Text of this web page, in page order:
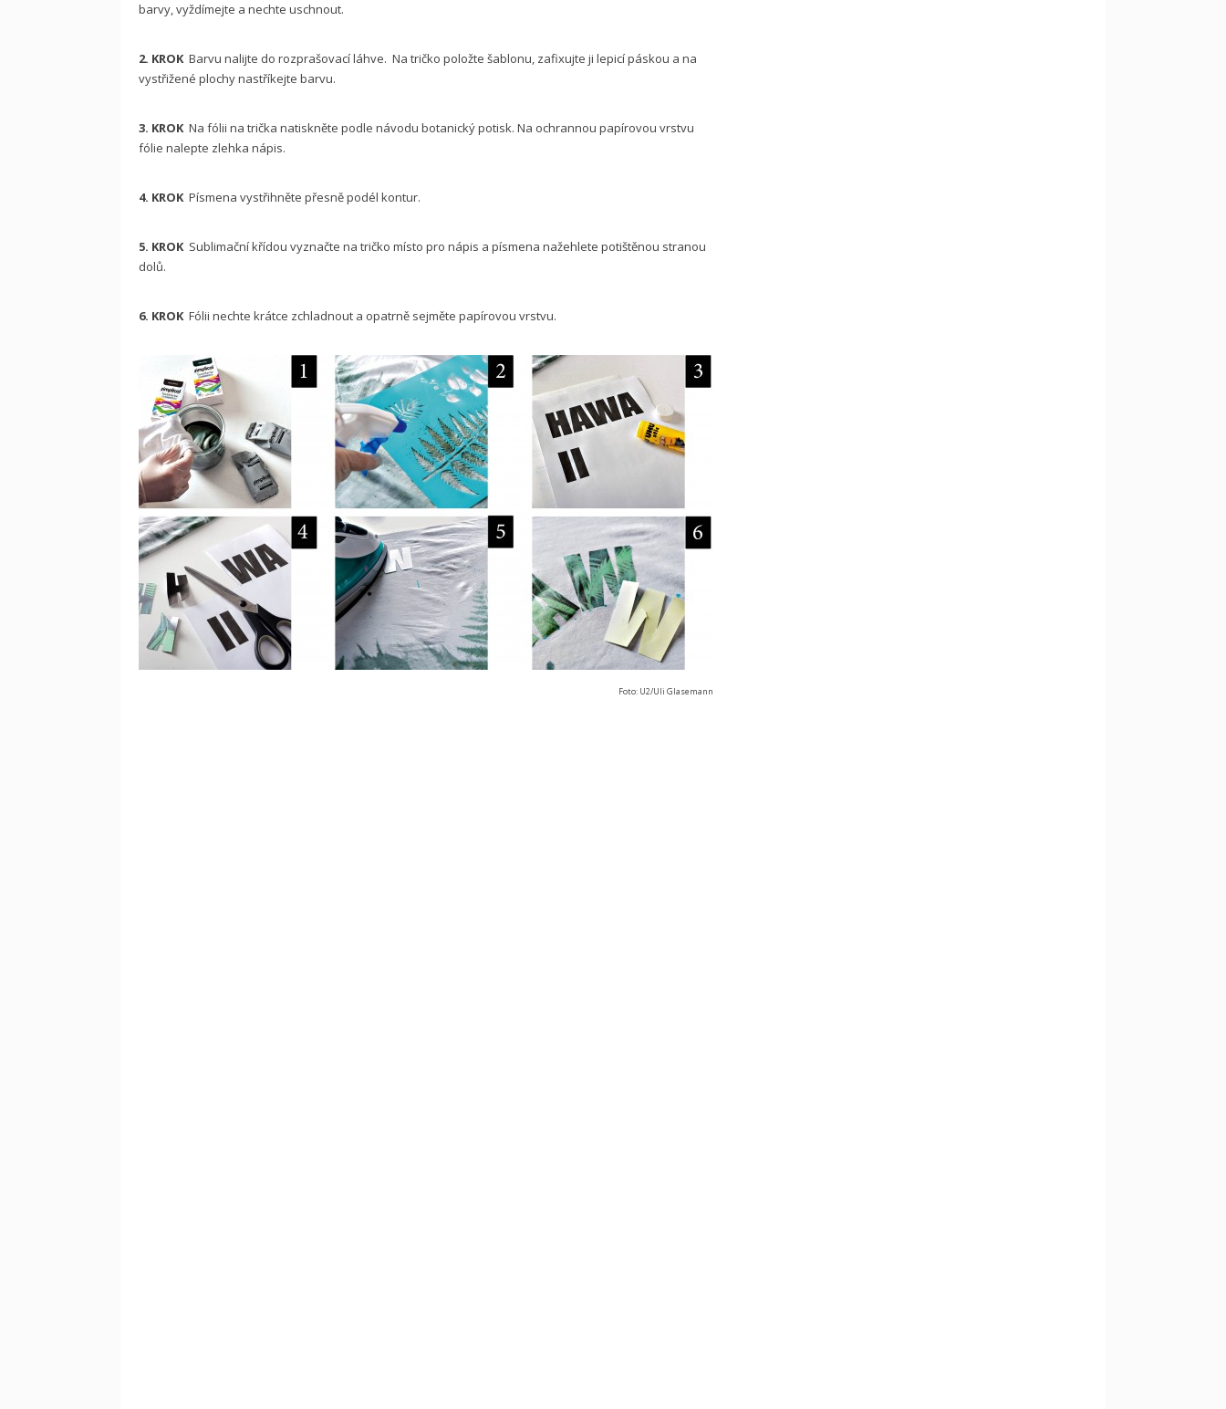
barvy, vyždímejte a nechte uschnout.
2. KROK Barvu nalijte do rozprašovací láhve. Na tričko položte šablonu, zafixujte ji lepicí páskou a na
vystřižené plochy nastříkejte barvu.
3. KROK Na fólii na trička natiskněte podle návodu botanický potisk. Na ochrannou papírovou vrstvu
fólie nalepte zlehka nápis.
4. KROK Písmena vystřihněte přesně podél kontur.
5. KROK Sublimační křídou vyznačte na tričko místo pro nápis a písmena nažehlete potištěnou stranou
dolů.
6. KROK Fólii nechte krátce zchladnout a opatrně sejměte papírovou vrstvu.
Foto: U2/Uli Glasemann